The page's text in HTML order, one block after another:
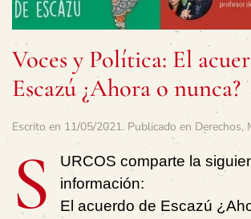
Voces y Política: El
Escazú ¿Ahora o nunca?
Escrito en 11/05/2021. Publicado en Derechos,
S
URCOS comparte la
información:
El acuerdo de Escazú